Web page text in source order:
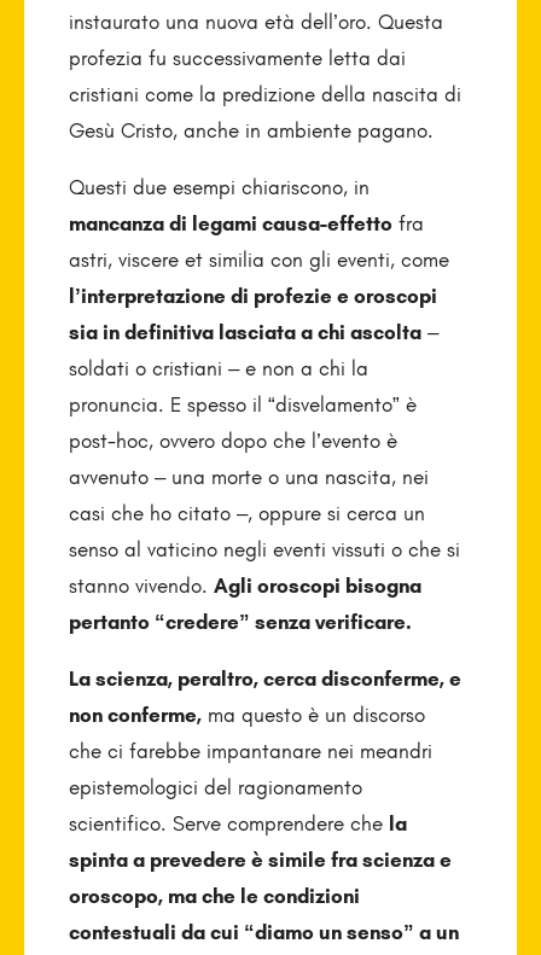
instaurato una nuova età dell’oro. Questa
profezia fu successivamente letta dai
cristiani come la predizione della nascita di
Gesù Cristo, anche in ambiente pagano.
Questi due esempi chiariscono, in
mancanza di legami causa-effetto fra
astri, viscere et similia con gli eventi, come
l’interpretazione di profezie e oroscopi
sia in definitiva lasciata a chi ascolta–
soldati o cristiani – e non a chi la
pronuncia. E spesso il “disvelamento” è
post-hoc, ovvero dopo che l’evento è
avvenuto – una morte o una nascita, nei
casi che ho citato –, oppure si cerca un
senso al vaticino negli eventi vissuti o che si
stanno vivendo. Agli oroscopi bisogna
pertanto “credere” senza verificare.
La scienza, peraltro, cerca disconferme, e
non conferme,ma questo è un discorso
che ci farebbe impantanare nei meandri
epistemologici del ragionamento
scientifico. Serve comprendere che la
spinta a prevedere è simile fra scienza e
oroscopo, ma che le condizioni
contestuali da cui “diamo un senso” a un